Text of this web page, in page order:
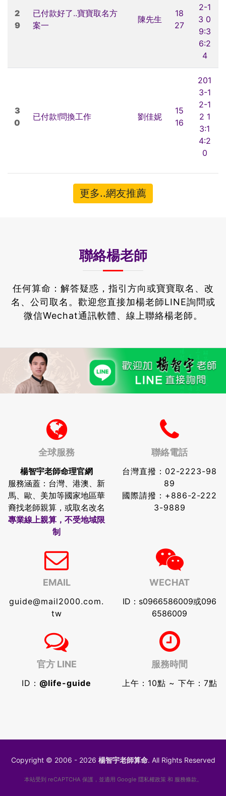
2
9
已付款好了..寶寶取名方
案一
陳先生
18
27
2-1
3 0
9:3
6:2
4
3
0
已付款!問換工作 劉佳妮
15
16
201
3-1
2-1
2 1
3:1
4:2
0
更多..網友推薦
聯絡楊老師
任何算命：解答疑惑，指引方向或寶寶取名、改
名、公司取名。 歡迎您直接加楊老師LINE詢問或
微信Wechat通訊軟體、線上聯絡楊老師。
全球服務
楊智宇老師命理官網
服務涵蓋：台灣、港澳、新
馬、歐、美加等國家地區華
裔找老師親算，或取名改名
專業線上親算，不受地域限
制
聯絡電話
台灣直撥： 02-2223-98
89
國際請撥： +886-2-222
3-9889
EMAIL
guide@mail2000.com.
tw
WECHAT
ID：s0966586009或096
6586009
官方 LINE
ID： @life-guide
服務時間
上午：10點 ~ 下午：7點
Copyright © 2006 - 2026 楊智宇老師算命. All Rights Reserved
本站受到 reCAPTCHA 保護，並適用 Google 隱私權政策和 服務條款。